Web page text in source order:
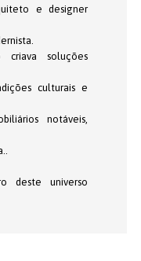
e designer
criava soluções
culturais e
notáveis,
deste universo